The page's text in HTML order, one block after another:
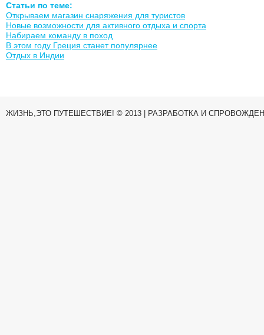
Статьи по теме:
Открываем магазин снаряжения для туристов
Новые возможности для активного отдыха и спорта
Набираем команду в поход
В этом году Греция станет популярнее
Отдых в Индии
ЖИЗНЬ,ЭТО ПУТЕШЕСТВИЕ! © 2013 | РАЗРАБОТКА И